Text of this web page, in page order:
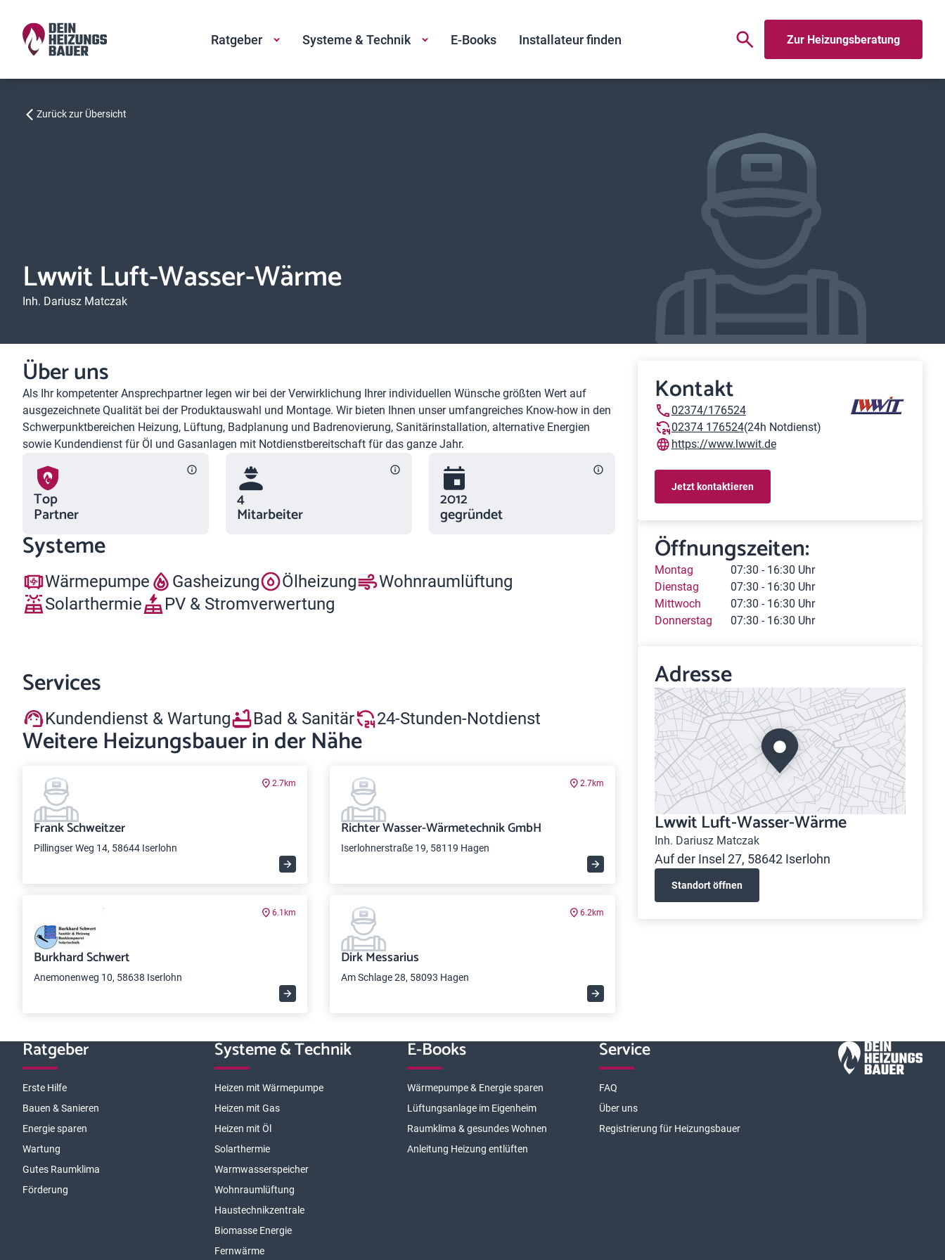
Ratgeber Systeme & Technik E-Books Installateur finden Zur Heizungsberatung
Zurück zur Übersicht
Lwwit Luft-Wasser-Wärme
Inh. Dariusz Matczak
Über uns
Als Ihr kompetenter Ansprechpartner legen wir bei der Verwirklichung Ihrer individuellen Wünsche größten Wert auf
ausgezeichnete Qualität bei der Produktauswahl und Montage. Wir bieten Ihnen unser umfangreiches Know-how in den
Schwerpunktbereichen Heizung, Lüftung, Badplanung und Badrenovierung, Sanitärinstallation, alternative Energien
sowie Kundendienst für Öl und Gasanlagen mit Notdienstbereitschaft für das ganze Jahr.
Top
Partner
4
Mitarbeiter
2012
gegründet
Systeme
Wärmepumpe Gasheizung Ölheizung
Wohnraumlüftung
Solarthermie
PV & Stromverwertung
Services
Kundendienst & Wartung Bad & Sanitär 24-Stunden-Notdienst
Weitere Heizungsbauer in der Nähe
2.7km
Frank Schweitzer
Pillingser Weg 14, 58644 Iserlohn
2.7km
Richter Wasser-Wärmetechnik GmbH
Iserlohnerstraße 19, 58119 Hagen
6.1km
Burkhard Schwert
Anemonenweg 10, 58638 Iserlohn
6.2km
Dirk Messarius
Am Schlage 28, 58093 Hagen
Kontakt
02374/176524
02374 176524(24h Notdienst)
https://www.lwwit.de
Jetzt kontaktieren
Öffnungszeiten:
Montag
07:30 - 16:30 Uhr
Dienstag
07:30 - 16:30 Uhr
Mittwoch
07:30 - 16:30 Uhr
Donnerstag
07:30 - 16:30 Uhr
Adresse
Lwwit Luft-Wasser-Wärme
Inh. Dariusz Matczak
Auf der Insel 27, 58642 Iserlohn
Standort öffnen
Ratgeber
Erste Hilfe
Bauen & Sanieren
Energie sparen
Wartung
Gutes Raumklima
Förderung
Systeme & Technik
Heizen mit Wärmepumpe
Heizen mit Gas
Heizen mit Öl
Solarthermie
Warmwasserspeicher
Wohnraumlüftung
Haustechnikzentrale
Biomasse Energie
Fernwärme
E-Books
Wärmepumpe & Energie sparen
Lüftungsanlage im Eigenheim
Raumklima & gesundes Wohnen
Anleitung Heizung entlüften
Service
FAQ
Über uns
Registrierung für Heizungsbauer